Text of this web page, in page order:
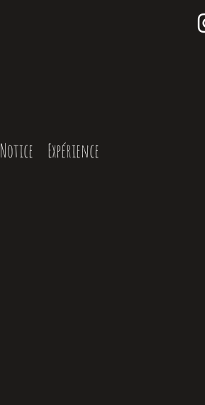
Notice Expérience